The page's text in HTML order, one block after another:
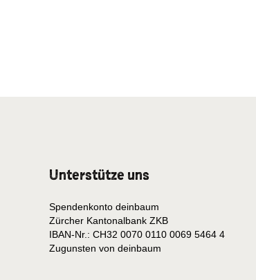
Unterstütze uns
Spendenkonto deinbaum
Zürcher Kantonalbank ZKB
IBAN-Nr.: CH32 0070 0110 0069 5464 4
Zugunsten von deinbaum